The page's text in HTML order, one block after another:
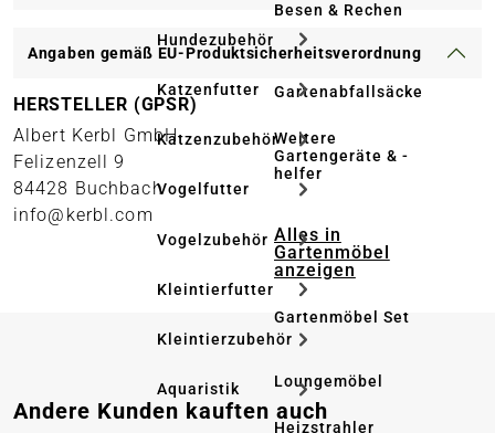
Hundezubehör
Katzenfutter
Katzenzubehör
Vogelfutter
Vogelzubehör
Kleintierfutter
Kleintierzubehör
Aquaristik
Besen & Rechen
Gartenabfallsäcke
Weitere
Gartengeräte & -
helfer
Alles in
Gartenmöbel
anzeigen
Gartenmöbel Set
Loungemöbel
Heizstrahler
Angaben gemäß EU-Produktsicherheitsverordnung
HERSTELLER (GPSR)
Albert Kerbl GmbH
Felizenzell 9
84428 Buchbach
info@kerbl.com
Produktgalerie überspringen
Andere Kunden kauften auch